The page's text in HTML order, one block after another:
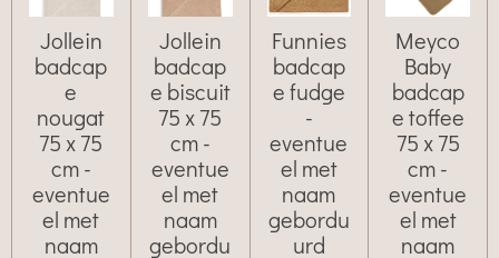
Jollein
badcap
e
nougat
75 x 75
cm -
eventue
el met
naam
Jollein
badcap
e biscuit
75 x 75
cm -
eventue
el met
naam
gebordu
Funnies
badcap
e fudge
-
eventue
el met
naam
gebordu
urd
Meyco
Baby
badcap
e toffee
75 x 75
cm -
eventue
el met
naam